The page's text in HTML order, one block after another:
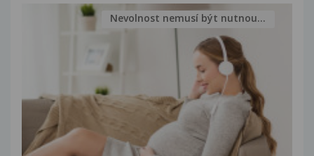
Nevolnost nemusí být nutnou...